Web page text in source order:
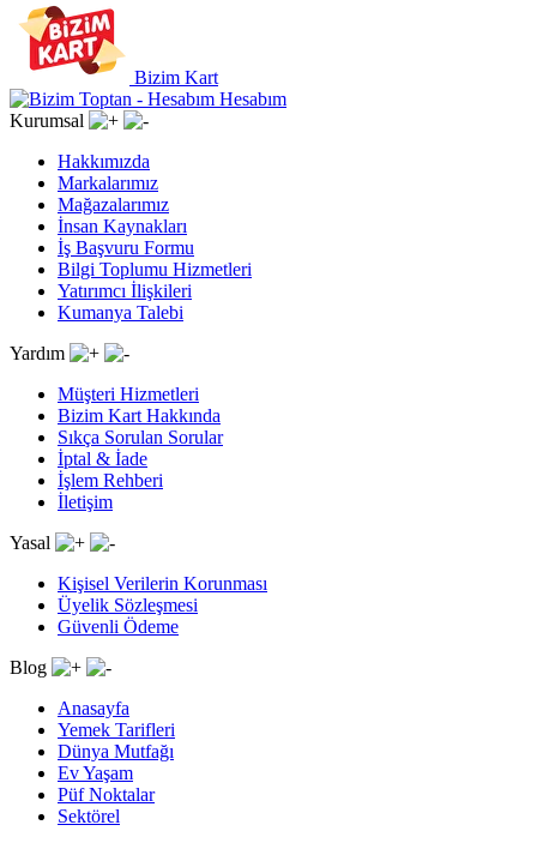
Bizim Kart
Hesabım
Kurumsal
Hakkımızda
Markalarımız
Mağazalarımız
İnsan Kaynakları
İş Başvuru Formu
Bilgi Toplumu Hizmetleri
Yatırımcı İlişkileri
Kumanya Talebi
Yardım
Müşteri Hizmetleri
Bizim Kart Hakkında
Sıkça Sorulan Sorular
İptal & İade
İşlem Rehberi
İletişim
Yasal
Kişisel Verilerin Korunması
Üyelik Sözleşmesi
Güvenli Ödeme
Blog
Anasayfa
Yemek Tarifleri
Dünya Mutfağı
Ev Yaşam
Püf Noktalar
Sektörel